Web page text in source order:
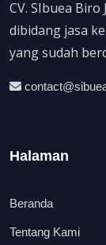
CV. SIbuea
dibidang jasa
yang sudah
Halaman
Beranda
Tentang Kami